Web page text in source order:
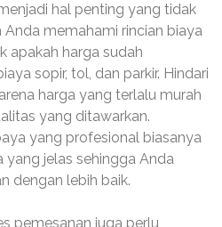
hal penting yang tidak
Anda memahami rincian biaya
apakah harga sudah
sopir, tol, dan parkir. Hindari
harga yang terlalu murah
yang ditawarkan.
yang profesional biasanya
yang jelas sehingga Anda
dengan lebih baik.
pemesanan juga perlu